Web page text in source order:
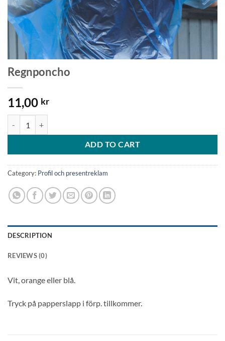
Regnponcho
11,00 kr
ADD TO CART
Category: Profil och presentreklam
DESCRIPTION
REVIEWS (0)
Vit, orange eller blå.
Tryck på papperslapp i förp. tillkommer.